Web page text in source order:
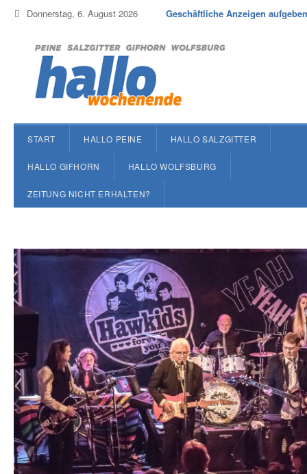
Donnerstag, 6. August 2026 Geschäftliche Anzeigen aufgeben
START HALLO PEINE HALLO SALZGITTER
HALLO GIFHORN HALLO WOLFSBURG
ZEITUNG NICHT ERHALTEN?